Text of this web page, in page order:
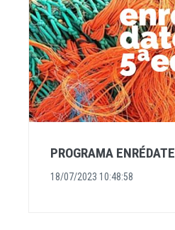
PROGRAMA ENRÉDATE
18/07/2023 10:48:58